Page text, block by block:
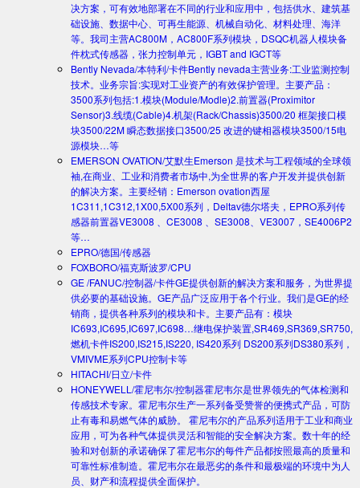
决方案，可有效地部署在不同的行业和应用中，包括供水、建筑基
础设施、数据中心、可再生能源、机械自动化、材料处理、海洋
等。我司主营AC800M，AC800F系列模块，DSQC机器人模块备
件枕式传感器，张力控制单元，IGBT and IGCT等
Bently Nevada/本特利/卡件Bently nevada主营业务:工业监测控制
技术。业务宗旨:实现对工业资产的有效保护管理。主要产品：
3500系列包括:1.模块(Module/Modle)2.前置器(Proximitor
Sensor)3.线缆(Cable)4.机架(Rack/Chassis)3500/20 框架接口模
块3500/22M 瞬态数据接口3500/25 改进的键相器模块3500/15电
源模块…等
EMERSON OVATION/艾默生Emerson 是技术与工程领域的全球领
袖,在商业、工业和消费者市场中,为全世界的客户开发并提供创新
的解决方案。主要经销：Emerson ovation西屋
1C311,1C312,1X00,5X00系列，Deltav德尔塔夫，EPRO系列传
感器前置器VE3008 、CE3008 、SE3008、VE3007，SE4006P2
等…
EPRO/德国/传感器
FOXBORO/福克斯波罗/CPU
GE /FANUC/控制器/卡件GE提供创新的解决方案和服务，为世界提
供必要的基础设施。GE产品广泛应用于各个行业。我们是GE的经
销商，提供各种系列的模块和卡。主要产品有：模块
IC693,IC695,IC697,IC698…继电保护装置,SR469,SR369,SR750,
燃机卡件IS200,IS215,IS220, IS420系列 DS200系列DS380系列，
VMIVME系列CPU控制卡等
HITACHI/日立/卡件
HONEYWELL/霍尼韦尔/控制器霍尼韦尔是世界领先的气体检测和
传感技术专家。霍尼韦尔生产一系列备受赞誉的便携式产品，可防
止有毒和易燃气体的威胁。 霍尼韦尔的产品系列适用于工业和商业
应用，可为各种气体提供灵活和智能的安全解决方案。数十年的经
验和对创新的承诺确保了霍尼韦尔的每件产品都按照最高的质量和
可靠性标准制造。霍尼韦尔在最恶劣的条件和最极端的环境中为人
员、财产和流程提供全面保护。